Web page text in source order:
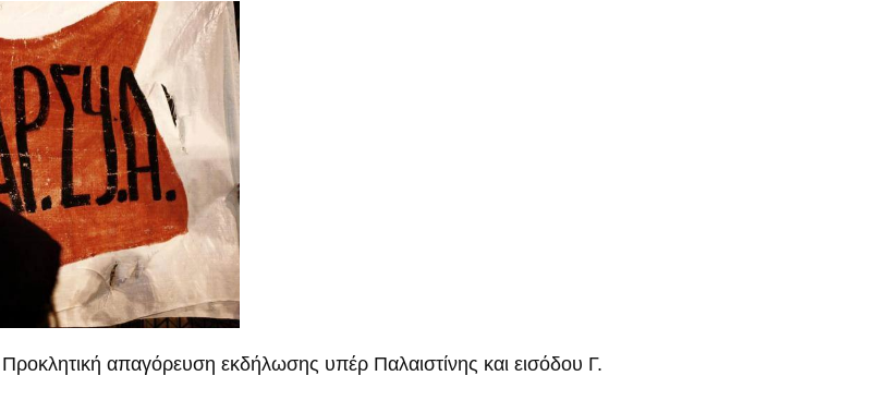
απαγόρευση εκδήλωσης υπέρ Παλαιστίνης και εισόδου Γ.